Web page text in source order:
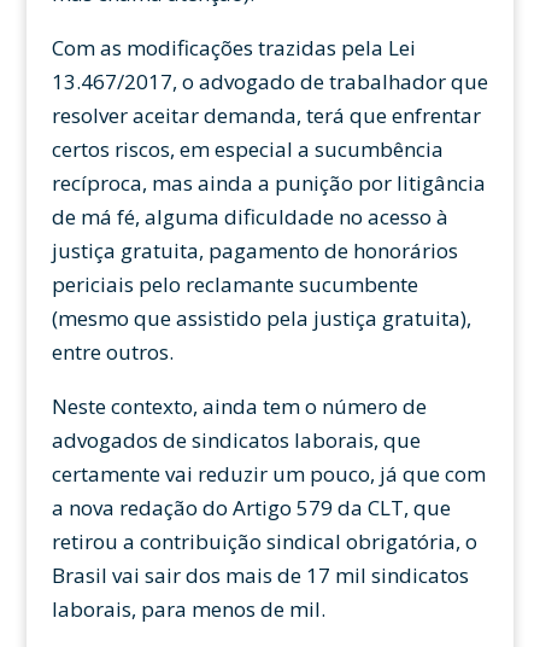
Com as modificações trazidas pela Lei
13.467/2017, o advogado de trabalhador que
resolver aceitar demanda, terá que enfrentar
certos riscos, em especial a sucumbência
recíproca, mas ainda a punição por litigância
de má fé, alguma dificuldade no acesso à
justiça gratuita, pagamento de honorários
periciais pelo reclamante sucumbente
(mesmo que assistido pela justiça gratuita),
entre outros.
Neste contexto, ainda tem o número de
advogados de sindicatos laborais, que
certamente vai reduzir um pouco, já que com
a nova redação do Artigo 579 da CLT, que
retirou a contribuição sindical obrigatória, o
Brasil vai sair dos mais de 17 mil sindicatos
laborais, para menos de mil.